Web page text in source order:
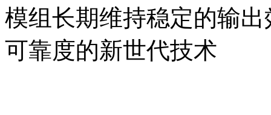
模组长期维持稳定的输
可靠度的新世代技术